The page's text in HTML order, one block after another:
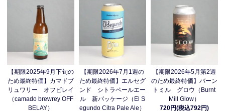
【期限2025年9月下旬の
ため最終特価】カマドブ
リュワリー オフビレイ
（camado brewrey OFF
BELAY）
【期限2026年7月1週の
ため最終特価】エルセグ
ンド シトラペールエー
ル 新パッケージ（El S
egundo Citra Pale Ale）
【期限2026年5月第2週
のため最終特価】バーン
トミル グロウ（Burnt
Mill Glow）
720円(税込792円)